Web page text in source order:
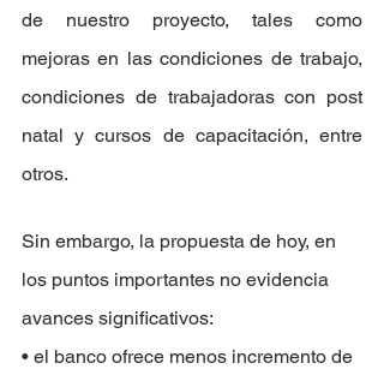
de nuestro proyecto, tales como
mejoras en las condiciones de trabajo,
condiciones de trabajadoras con post
natal y cursos de capacitación, entre
otros.
Sin embargo, la propuesta de hoy, en
los puntos importantes no evidencia
avances significativos:
• el banco ofrece menos incremento de